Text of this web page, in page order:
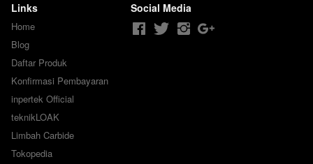
Links
Home
Blog
Daftar Produk
Konfirmasi Pembayaran
inpertek Official
teknikLOAK
Limbah Carbide
Tokopedia
Social Media